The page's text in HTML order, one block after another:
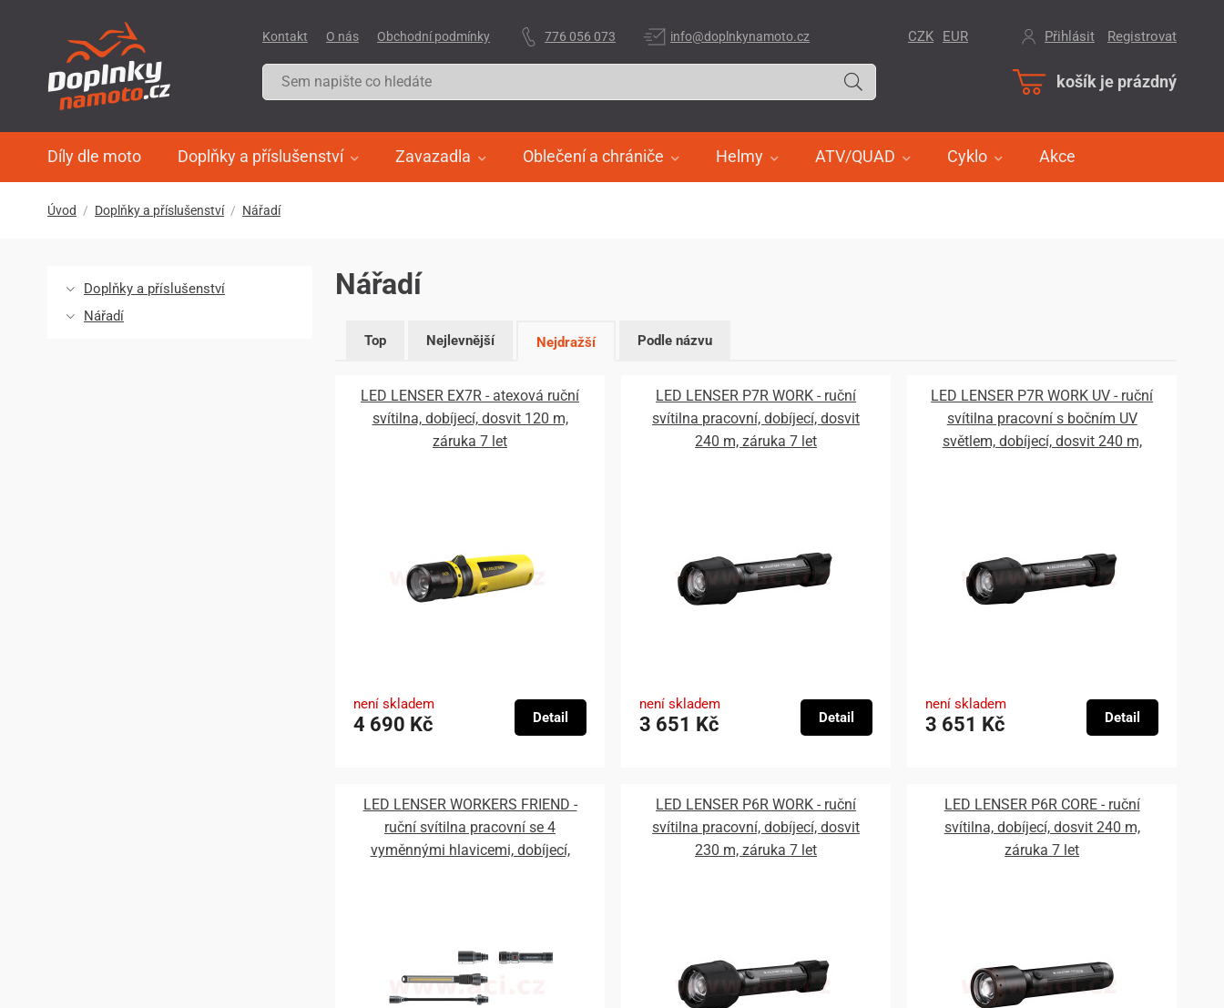
košík je prázdný
Díly dle moto Doplňky a příslušenství Zavazadla Oblečení a chrániče Helmy ATV/QUAD Cyklo Akce
CZK EUR Přihlásit Registrovat
Kontakt O nás Obchodní podmínky 776 056 073 info@doplnkynamoto.cz
Úvod Doplňky a příslušenství Nářadí
Doplňky a příslušenství
Nářadí
Nářadí
Top Nejlevnější Nejdražší Podle názvu
LED LENSER EX7R - atexová ruční
svítilna, dobíjecí, dosvit 120 m,
záruka 7 let
není skladem
4 690 Kč Detail
LED LENSER P7R WORK - ruční
svítilna pracovní, dobíjecí, dosvit
240 m, záruka 7 let
není skladem
3 651 Kč Detail
LED LENSER P7R WORK UV - ruční
svítilna pracovní s bočním UV
světlem, dobíjecí, dosvit 240 m,
není skladem
3 651 Kč Detail
LED LENSER WORKERS FRIEND -
ruční svítilna pracovní se 4
vyměnnými hlavicemi, dobíjecí,
LED LENSER P6R WORK - ruční
svítilna pracovní, dobíjecí, dosvit
230 m, záruka 7 let
LED LENSER P6R CORE - ruční
svítilna, dobíjecí, dosvit 240 m,
záruka 7 let